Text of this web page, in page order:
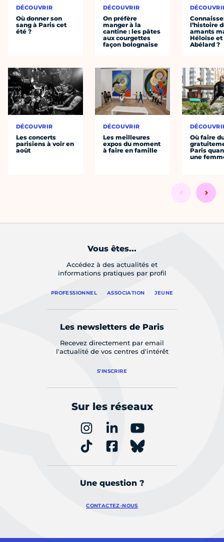
DÉCOUVRIR
Où donner son
sang à Paris cet
été ?
DÉCOUVRIR
Les concerts
parisiens à voir en
août
DÉCOUVRIR
On préfère
manger à la
cantine : les pâtes
aux courgettes
façon bolognaise
DÉCOUVRIR
Les meilleures
expos du moment
à faire en famille
l’histoire
amants
Héloïse et
Abélard ?
Où faire
Paris
une
Vous êtes...
Accédez à des actualités et
informations pratiques par profil
PROFESSIONNEL ASSOCIATION JEUNE
Les newsletters de Paris
Recevez directement par email
l'actualité de vos centres d'intérêt
S'INSCRIRE
Sur les réseaux
Une question ?
CONTACTEZ-NOUS